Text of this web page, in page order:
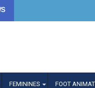
FEMININES FOOT